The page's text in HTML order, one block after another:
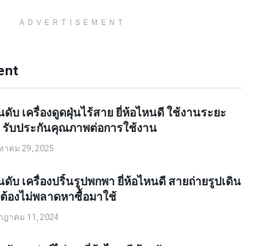
ADVERTISEMENT
ดับ เครื่องดูดฝุ่นไร้สาย ยี่ห้อไหนดี ใช้งานระยะ
รับประกันคุณภาพต่อการใช้งาน
าคม 29, 2025
ดับ เครื่องปริ้นรูปพกพา ยี่ห้อไหนดี สายถ่ายรูปเดิน
องไม่พลาดหาซื้อมาใช้
ฎาคม 11, 2024